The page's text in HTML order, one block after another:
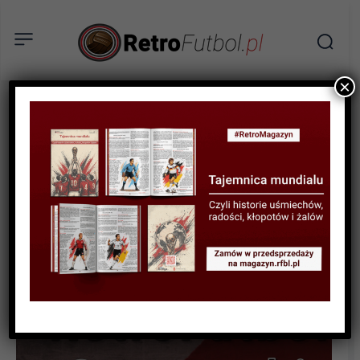
STATYSTYKI FUTBOLOWE
STATYSTYKI REPREZENTACJI
100 meczów reprezentacji
Polski w eliminacjach ME
×